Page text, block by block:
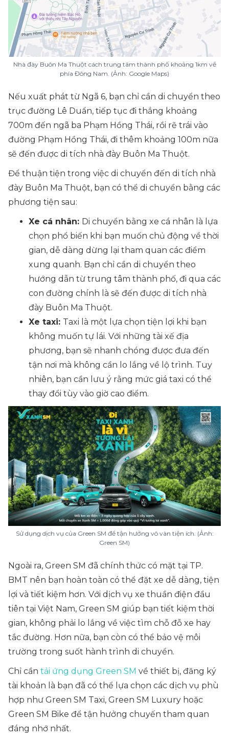
Nhà đày Buôn Ma Thuột cách trung tâm thành phố khoảng 1km về
phía Đông Nam. (Ảnh: Google Maps)
Nếu xuất phát từ Ngã 6, bạn chỉ cần di chuyển theo
trục đường Lê Duẩn, tiếp tục đi thẳng khoảng
700m đến ngã ba Phạm Hồng Thái, rồi rẽ trái vào
đường Phạm Hồng Thái, đi thêm khoảng 100m nữa
sẽ đến được di tích nhà đày Buôn Ma Thuột.
Để thuận tiện trong việc di chuyển đến di tích nhà
đày Buôn Ma Thuột, bạn có thể di chuyển bằng các
phương tiện sau:
Xe cá nhân: Di chuyển bằng xe cá nhân là lựa
chọn phổ biến khi bạn muốn chủ động về thời
gian, dễ dàng dừng lại tham quan các điểm
xung quanh. Bạn chỉ cần di chuyển theo
hướng dẫn từ trung tâm thành phố, đi qua các
con đường chính là sẽ đến được di tích nhà
đày Buôn Ma Thuột.
Xe taxi: Taxi là một lựa chọn tiện lợi khi bạn
không muốn tự lái. Với những tài xế địa
phương, bạn sẽ nhanh chóng được đưa đến
tận nơi mà không cần lo lắng về lộ trình. Tuy
nhiên, bạn cần lưu ý rằng mức giá taxi có thể
thay đổi tùy vào giờ cao điểm.
Sử dụng dịch vụ của Green SM để tận hưởng vô vàn tiện ích. (Ảnh:
Green SM)
Ngoài ra, Green SM đã chính thức có mặt tại TP.
BMT nên bạn hoàn toàn có thể đặt xe dễ dàng, tiện
lợi và tiết kiệm hơn. Với dịch vụ xe thuần điện đầu
tiên tại Việt Nam, Green SM giúp bạn tiết kiệm thời
gian, không phải lo lắng về việc tìm chỗ đỗ xe hay
tắc đường. Hơn nữa, bạn còn có thể bảo vệ môi
trường trong suốt hành trình di chuyển.
Chỉ cần tải ứng dụng Green SM về thiết bị, đăng ký
tài khoản là bạn đã có thể lựa chọn các dịch vụ phù
hợp như Green SM Taxi, Green SM Luxury hoặc
Green SM Bike để tận hưởng chuyến tham quan
đáng nhớ nhất.